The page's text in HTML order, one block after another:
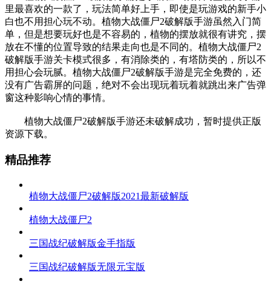
里最喜欢的一款了，玩法简单好上手，即使是玩游戏的新手小
白也不用担心玩不动。植物大战僵尸2破解版手游虽然入门简
单，但是想要玩好也是不容易的，植物的摆放就很有讲究，摆
放在不懂的位置导致的结果走向也是不同的。植物大战僵尸2
破解版手游关卡模式很多，有消除类的，有塔防类的，所以不
用担心会玩腻。植物大战僵尸2破解版手游是完全免费的，还
没有广告霸屏的问题，绝对不会出现玩着玩着就跳出来广告弹
窗这种影响心情的事情。
植物大战僵尸2破解版手游还未破解成功，暂时提供正版
资源下载。
精品推荐
植物大战僵尸2破解版2021最新破解版
植物大战僵尸2
三国战纪破解版金手指版
三国战纪破解版无限元宝版